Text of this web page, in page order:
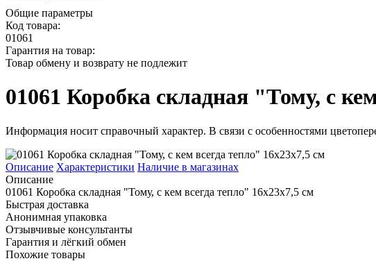
Общие параметры
Код товара:
01061
Гарантия на товар:
Товар обмену и возврату не подлежит
01061 Коробка складная "Тому, с
Информация носит справочный характер. В связи с особенностями
Описание Характеристики Наличие в магазинах
Описание
01061 Коробка складная "Тому, с кем всегда тепло" 16х23х7,5 см
Быстрая доставка
Анонимная упаковка
Отзывчивые консультанты
Гарантия и лёгкий обмен
Похожие товары